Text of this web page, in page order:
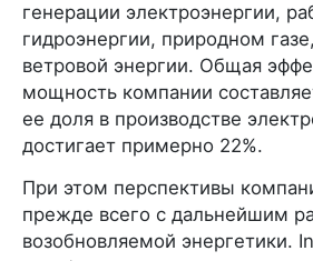
генерации электроэнергии,
гидроэнергии, природном
ветровой энергии. Общая
мощность компании
ее доля в производстве
достигает примерно 22%.
При этом перспективы
прежде всего с дальнейшим
возобновляемой энергетики.